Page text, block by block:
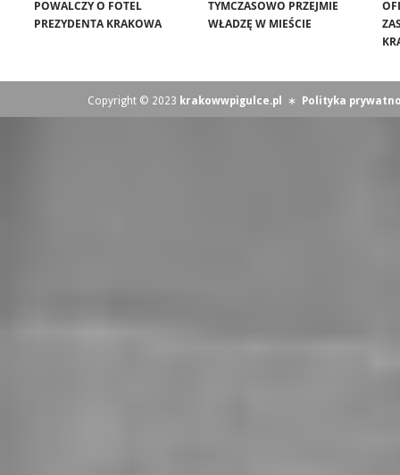
POWALCZY O FOTEL
PREZYDENTA KRAKOWA
TYMCZASOWO PRZEJMIE
WŁADZĘ W MIEŚCIE
Copyright © 2023 krakowwpigulce.pl ∗ Polityka